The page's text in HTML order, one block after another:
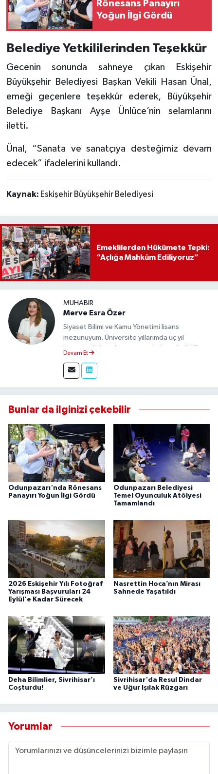
Rönesans Panayırı
Yoğun İlgi Gördü
Belediye Yetkililerinden Teşekkür
Gecenin sonunda sahneye çıkan Eskişehir
Büyükşehir Belediyesi Başkan Vekili Hasan Ünal,
emeği geçenlere teşekkür ederek, Büyükşehir
Belediye Başkanı Ayşe Ünlüce’nin selamlarını
iletti.
Ünal, “Sanata ve sanatçıya desteğimiz devam
edecek” ifadelerini kullandı.
Kaynak: Eskişehir Büyükşehir Belediyesi
Emeklilerden Hükümete Tepki:
“Açlığa Mahkûm Ediliyoruz”
MUHABIR
Merve Esra Özer
Siyaset Bilimi ve Kamu Yönetimi lisans
mezunuyum. Üniversite yıllarımda üç yıl
boyunca üniversite gazetesinde muhabirlik
Haber'de sahadan doğru ve tarafsız bilgi
aktarımı sağlamaktayım.
Devam Et
Bunlar da ilginizi çekebilir
Odunpazarı'nda Rönesans
Panayırı Yoğun İlgi Gördü
Odunpazarı Belediyesi
Temel Oyunculuk Atölyesi
Tamamlandı
2026 Eskişehir Yılı Fotoğraf
Yarışması Başvuruları 24
Eylül'e Kadar Sürecek
Nasrettin Hoca’nın Mirası
Sahnede Yaşatıldı
Deha Bilimlier, Sivrihisar’ı
Coşturdu!
Sivrihisar'da Resul Dindar
ve Uğur Işılak Rüzgarı
Yorumlar